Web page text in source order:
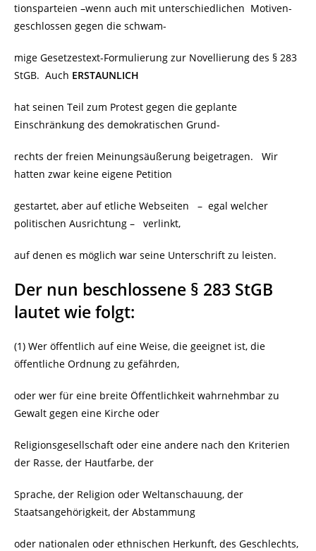
tionsparteien –wenn auch mit unterschiedlichen Motiven-
geschlossen gegen die schwam-
mige Gesetzestext-Formulierung zur Novellierung des § 283
StGB. Auch ERSTAUNLICH
hat seinen Teil zum Protest gegen die geplante
Einschränkung des demokratischen Grund-
rechts der freien Meinungsäußerung beigetragen. Wir
hatten zwar keine eigene Petition
gestartet, aber auf etliche Webseiten
– egal welcher
politischen Ausrichtung –
verlinkt,
auf denen es möglich war seine Unterschrift zu leisten.
Der nun beschlossene § 283 StGB
lautet wie folgt:
(1) Wer öffentlich auf eine Weise, die geeignet ist, die
öffentliche Ordnung zu gefährden,
oder wer für eine breite Öffentlichkeit wahrnehmbar zu
Gewalt gegen eine Kirche oder
Religionsgesellschaft oder eine andere nach den Kriterien
der Rasse, der Hautfarbe, der
Sprache, der Religion oder Weltanschauung, der
Staatsangehörigkeit, der Abstammung
oder nationalen oder ethnischen Herkunft, des Geschlechts,